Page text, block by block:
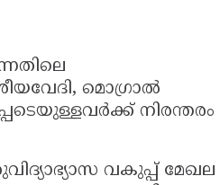
മൊഗ്രാൽ
നിരന്തരം
വകുപ്പ് മേഖല